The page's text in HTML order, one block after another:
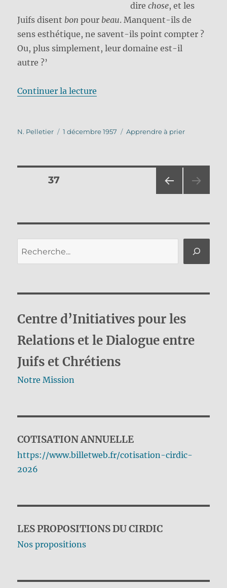
direchose, et les
Juifs disent bon pour beau. Manquent-ils de
sens esthétique, ne savent-ils point compter ?
Ou, plus simplement, leur domaine est-il
autre ?’
Continuer la lecture
Auteur
N. Pelletier
Publié
1 décembre 1957 Catégories
Apprendre à prier
Pagination
publications
CÉD
ENT
PAGE37
Centre d’Initiatives pour les
Relations et le Dialogue entre
Juifs et Chrétiens
Notre Mission
COTISATION ANNUELLE
https://www.billetweb.fr/cotisation-cirdic-
2026
LES PROPOSITIONS DU CIRDIC
Nos propositions